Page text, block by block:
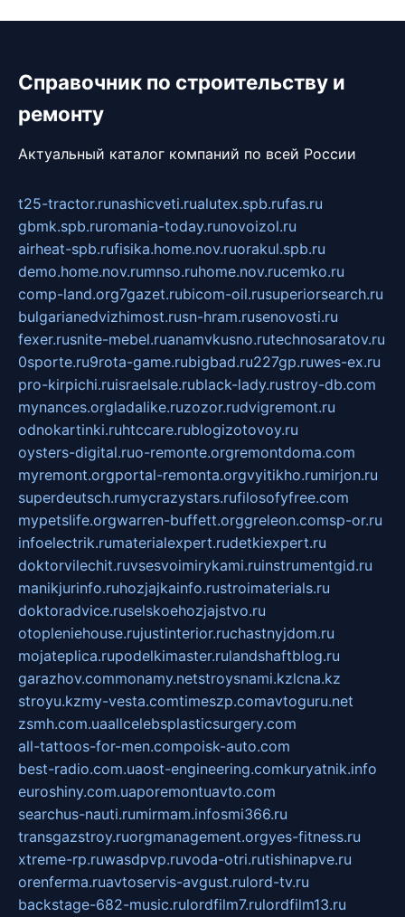
Справочник по строительству и
ремонту
Актуальный каталог компаний по всей России
t25-tractor.runashicveti.rualutex.spb.rufas.ru
gbmk.spb.ruromania-today.runovoizol.ru
airheat-spb.rufisika.home.nov.ruorakul.spb.ru
demo.home.nov.rumnso.ruhome.nov.rucemko.ru
comp-land.org7gazet.rubicom-oil.rusuperiorsearch.ru
bulgarianedvizhimost.rusn-hram.rusenovosti.ru
fexer.rusnite-mebel.ruanamvkusno.rutechnosaratov.ru
0sporte.ru9rota-game.rubigbad.ru227gp.ruwes-ex.ru
pro-kirpichi.ruisraelsale.rublack-lady.rustroy-db.com
mynances.orgladalike.ruzozor.rudvigremont.ru
odnokartinki.ruhtccare.rublogizotovoy.ru
oysters-digital.ruo-remonte.orgremontdoma.com
myremont.orgportal-remonta.orgvyitikho.rumirjon.ru
superdeutsch.rumycrazystars.rufilosofyfree.com
mypetslife.orgwarren-buffett.orggreleon.comsp-or.ru
infoelectrik.rumaterialexpert.rudetkiexpert.ru
doktorvilechit.ruvsesvoimirykami.ruinstrumentgid.ru
manikjurinfo.ruhozjajkainfo.rustroimaterials.ru
doktoradvice.ruselskoehozjajstvo.ru
otopleniehouse.rujustinterior.ruchastnyjdom.ru
mojateplica.rupodelkimaster.rulandshaftblog.ru
garazhov.commonamy.netstroysnami.kzlcna.kz
stroyu.kzmy-vesta.comtimeszp.comavtoguru.net
zsmh.com.uaallcelebsplasticsurgery.com
all-tattoos-for-men.compoisk-auto.com
best-radio.com.uaost-engineering.comkuryatnik.info
euroshiny.com.uaporemontuavto.com
searchus-nauti.rumirmam.infosmi366.ru
transgazstroy.ruorgmanagement.orgyes-fitness.ru
xtreme-rp.ruwasdpvp.ruvoda-otri.rutishinapve.ru
orenferma.ruavtoservis-avgust.rulord-tv.ru
backstage-682-music.rulordfilm7.rulordfilm13.ru